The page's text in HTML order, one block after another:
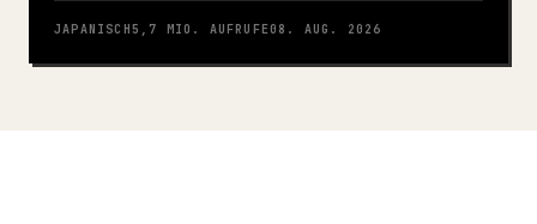
JAPANISCH5,7 MIO. AUFRUFE08. AUG. 2026